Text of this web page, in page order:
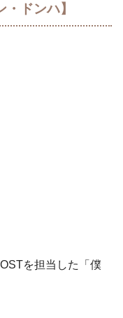
ドンハ】
を担当した「僕